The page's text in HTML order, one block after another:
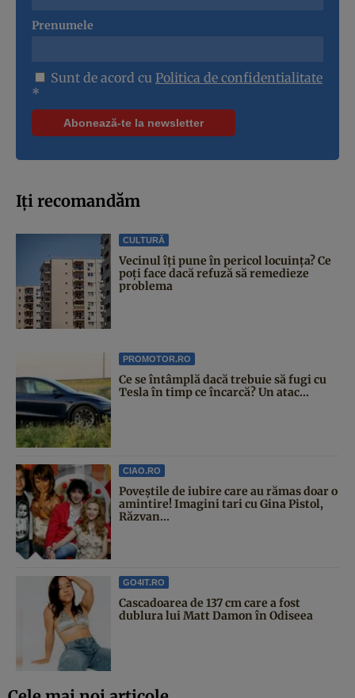
Prenumele
Sunt de acord cu Politica de confidentialitate
*
Iți recomandăm
CULTURĂ
Vecinul îți pune în pericol locuința? Ce
poți face dacă refuză să remedieze
problema
PROMOTOR.RO
Ce se întâmplă dacă trebuie să fugi cu
Tesla în timp ce încarcă? Un atac...
CIAO.RO
Poveştile de iubire care au rămas doar o
amintire! Imagini tari cu Gina Pistol,
Răzvan...
GO4IT.RO
Cascadoarea de 137 cm care a fost
dublura lui Matt Damon în Odiseea